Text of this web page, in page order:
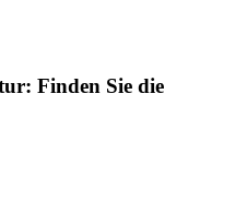
Finden Sie die